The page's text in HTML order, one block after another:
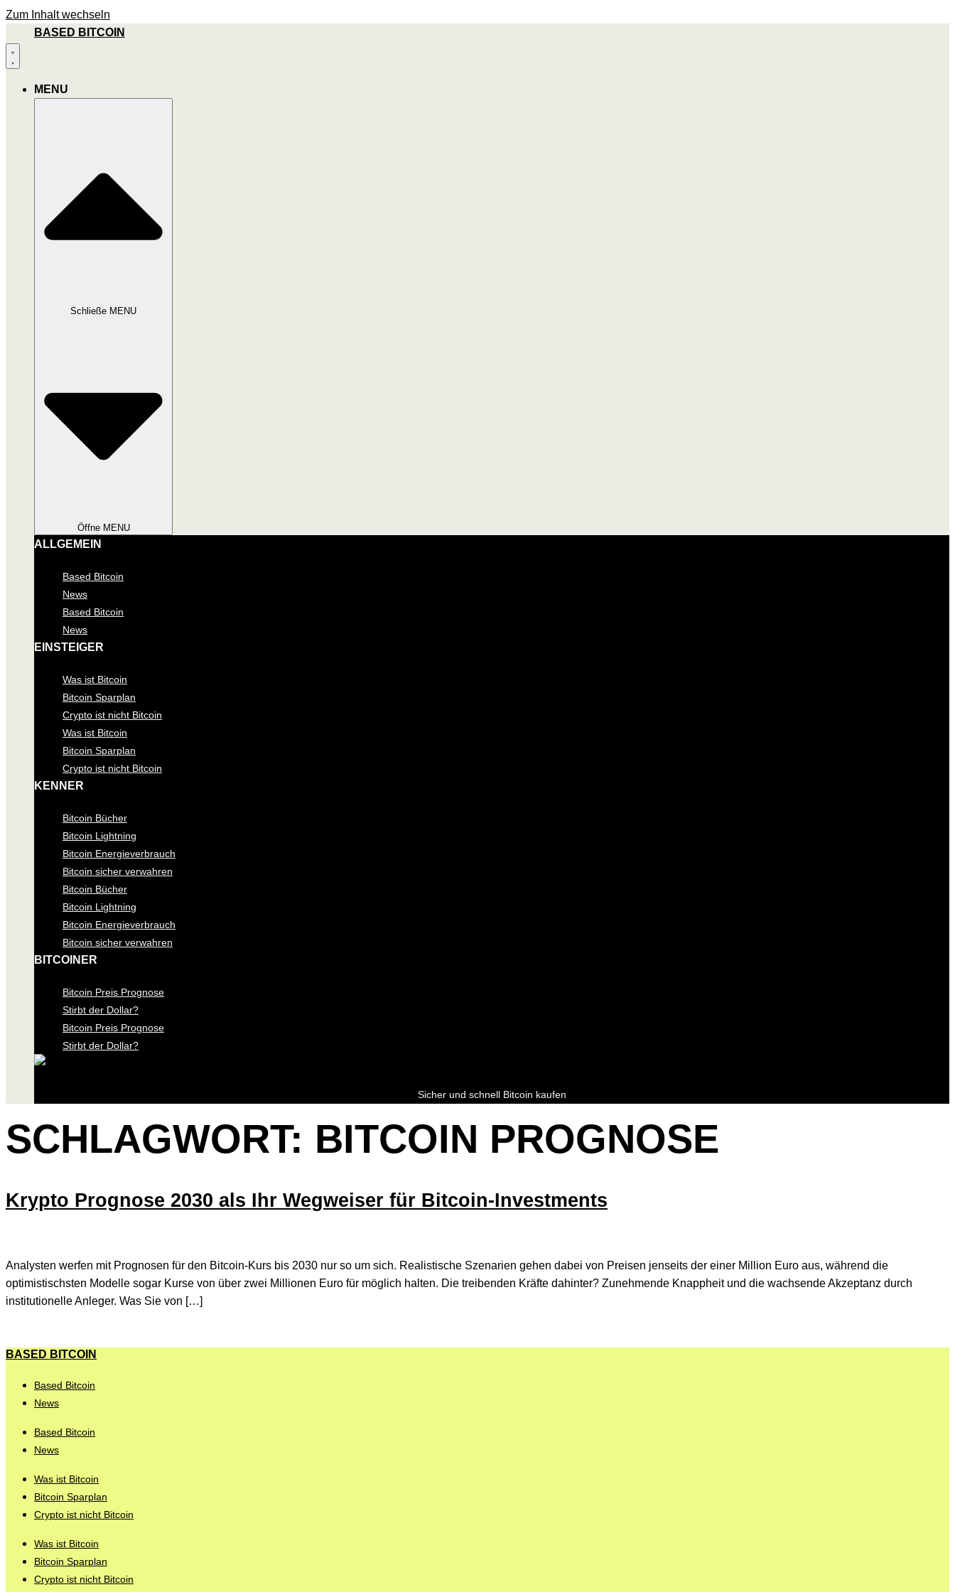
Zum Inhalt wechseln
BASED BITCOIN
MENU
Schließe MENU
Öffne MENU
ALLGEMEIN
Based Bitcoin
News
Based Bitcoin
News
EINSTEIGER
Was ist Bitcoin
Bitcoin Sparplan
Crypto ist nicht Bitcoin
Was ist Bitcoin
Bitcoin Sparplan
Crypto ist nicht Bitcoin
KENNER
Bitcoin Bücher
Bitcoin Lightning
Bitcoin Energieverbrauch
Bitcoin sicher verwahren
Bitcoin Bücher
Bitcoin Lightning
Bitcoin Energieverbrauch
Bitcoin sicher verwahren
BITCOINER
Bitcoin Preis Prognose
Stirbt der Dollar?
Bitcoin Preis Prognose
Stirbt der Dollar?
Sicher und schnell Bitcoin kaufen
SCHLAGWORT: BITCOIN PROGNOSE
Krypto Prognose 2030 als Ihr Wegweiser für Bitcoin-Investments
Analysten werfen mit Prognosen für den Bitcoin-Kurs bis 2030 nur so um sich. Realistische Szenarien gehen dabei von Preisen jenseits der einer Million Euro aus, während die
optimistischsten Modelle sogar Kurse von über zwei Millionen Euro für möglich halten. Die treibenden Kräfte dahinter? Zunehmende Knappheit und die wachsende Akzeptanz durch
institutionelle Anleger. Was Sie von […]
BASED BITCOIN
Based Bitcoin
News
Based Bitcoin
News
Was ist Bitcoin
Bitcoin Sparplan
Crypto ist nicht Bitcoin
Was ist Bitcoin
Bitcoin Sparplan
Crypto ist nicht Bitcoin